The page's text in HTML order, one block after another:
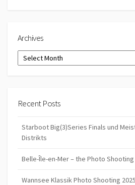
Archives
Archives
Recent Posts
Starboot Big(3)Series Finals und
Distrikts
Belle-Île-en-Mer – the Photo Shooting
Wannsee Klassik Photo Shooting